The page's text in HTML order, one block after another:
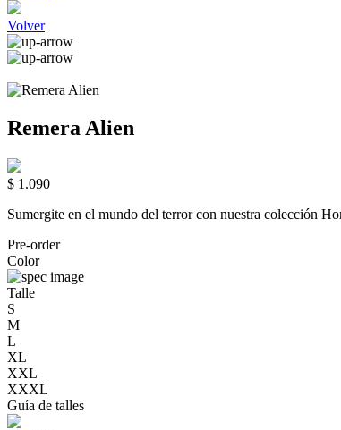
Volver
Remera Alien
$ 1.090
Sumergite en el mundo del terror con nuestra colección
Pre-order
Color
Talle
S
M
L
XL
XXL
XXXL
Guía de talles